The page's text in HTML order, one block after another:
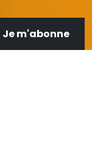
Je m'abonne